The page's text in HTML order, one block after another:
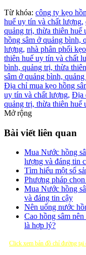
Từ khóa: công ty kẹo
huế uy tín và chất lượng,
quảng trị, thừa thiên huế
hồng sâm ở quảng bình,
lượng, nhà phân phối
thiên huế uy tín và chất
bình, quảng trị, thừa
sâm ở quảng bình,
Địa chỉ mua kẹo hồng
uy tín và chất lượng, Địa
quảng trị, thừa thiên huế
Mở rộng
Bài viết liên quan
Mua Nước hồng
lượng và đáng tin
Tìm hiểu một số
Phương pháp
Mua Nước hồng
và đáng tin cậy
Nên uống nước
Cao hồng sâm
là hợp lý?
Click xem bản đồ chỉ đường tại